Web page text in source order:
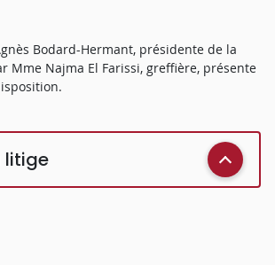
Bodard-Hermant, présidente de la
Mme Najma El Farissi, greffière, présente
litige